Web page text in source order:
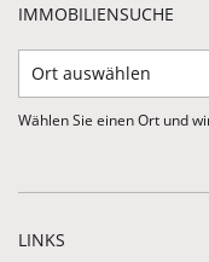
IMMOBILIENSUCHE
Wählen Sie einen Ort und
LINKS